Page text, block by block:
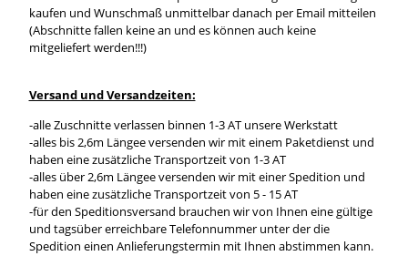
kaufen und Wunschmaß unmittelbar danach per Email mitteilen
(Abschnitte fallen keine an und es können auch keine
mitgeliefert werden!!!)
Versand und Versandzeiten:
-alle Zuschnitte verlassen binnen 1-3 AT unsere Werkstatt
-alles bis 2,6m Längee versenden wir mit einem Paketdienst und
haben eine zusätzliche Transportzeit von 1-3 AT
-alles über 2,6m Längee versenden wir mit einer Spedition und
haben eine zusätzliche Transportzeit von 5 - 15 AT
-für den Speditionsversand brauchen wir von Ihnen eine gültige
und tagsüber erreichbare Telefonnummer unter der die
Spedition einen Anlieferungstermin mit Ihnen abstimmen kann.